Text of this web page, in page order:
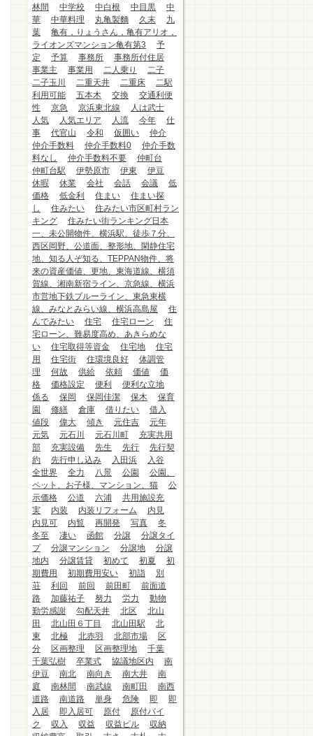
林間
中学校 中白根 中目黒
中
華
中華料理 丸亀製麵 久末
九
葉
亀有，りょうさん，亀有アリオ，
ライオンズマンション亀有第3
予
定
予算 事務所
事務所付住居
事業主
事業用 二人乗り
二子
二子玉川
二重天井 二重床
二駅
利用可能
五本木 交換
交通利便
性
京急 京浜東北線
人は武士
人気
人気エリア 人流 今年
仕
事
代官山 令和 仮囲い
仲介
仲介手数料
仲介手数料0
仲介手数
料なし
仲介手数料不要
仲町台
仲町台駅
伊勢原市 伊東
伊豆
休暇
休業 会社 会話 会議
低
価格
低金利 住まい
住まい探
し
住みたい
住みたい市区町村ラン
キング
住みたい街ランキング日本
一、未公開物件、横浜駅、徒歩７分、
西区岡野、公道面、整形地、閑静住宅
地、知る人ぞ知る、TEPPAN物件、将
来の資産価値、更地、東海道線、横須
賀線、湘南新宿ライン、京急線、横浜
市営地下鉄ブルーライン、東急東横
線、みなとみらい線、横浜高島屋
住
んでみたい
住宅 住宅ローン
住
宅ローン、難易度高め、あきらめな
い
住宅取得等資金 住宅地
住宅
用
住宅街 住環境良好
体調管
理
何故 供給 依頼 価値
価
格
価格設定 便利
便利な立地
係る
保岡 保岡佳潔 保木
保育
園
修繕 倉庫 借りたい
借入
値段
偉大 傾き 元住吉
元年
元気
元石川 元石川町
充実共用
部
充実設備 先生 先行
先行契
約
先行申し込み 入田浜
入谷
全世界
全力 八景 公園
公園、
ペット、お子様、マンション、猫
公
示価格
公道 六浦
共用施設充
実
内装 内装リフォーム
内見
内見可
内覧 再開発 写真
冬
冬至
凄い 函館 分譲
分譲タイ
プ
分譲マンション 分譲地
分譲
地内
分譲賃貸 初めて 初夏
初
期費用
初期費用安い 初詣
別
荘
利回 前回 前田町
前面道
路
加藤祐子 努力 労力
動物
勤労感謝
勾配天井 北区
北山
田
北山田６丁目 北山田駅
北
東
北極 北赤羽 北部市場
区
分
区画整理 区画整理地
千葉
千葉弘樹
卒業式 協議地区内
南
伊豆
南北 南向き 南大井
南
庭
南林間 南武線 南町田
南西
道路
南道路 単身 危険 即
即
入居
即入居可 原付
原付バイ
ク
収入 収益 収益ビル
収納